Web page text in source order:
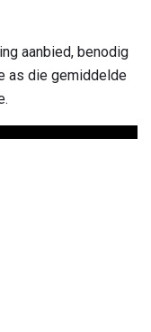
aanbied, benodig
as die gemiddelde